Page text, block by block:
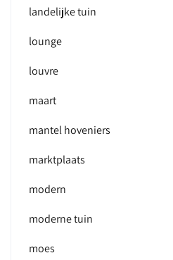
landelijke tuin
lounge
louvre
maart
mantel hoveniers
marktplaats
modern
moderne tuin
moes